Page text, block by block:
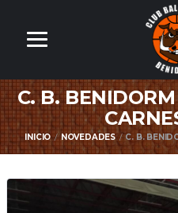
C. B.
INICIO NOVEDADES C. B.